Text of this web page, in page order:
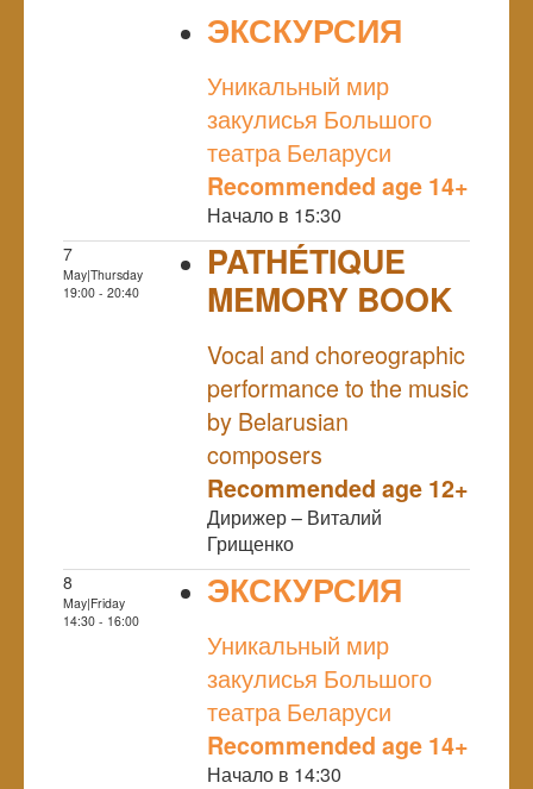
ЭКСКУРСИЯ
Уникальный мир
закулисья Большого
театра Беларуси
Recommended age 14+
Начало в 15:30
7
May|Thursday
19:00 - 20:40
PATHÉTIQUE
MEMORY BOOK
Vocal and choreographic
performance to the music
by Belarusian
composers
Recommended age 12+
Дирижер – Виталий
Грищенко
8
May|Friday
14:30 - 16:00
ЭКСКУРСИЯ
Уникальный мир
закулисья Большого
театра Беларуси
Recommended age 14+
Начало в 14:30